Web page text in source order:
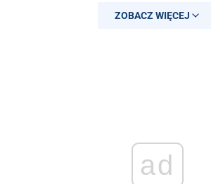
— Michał Dworczyk
ZOBACZ WIĘCEJ
ad